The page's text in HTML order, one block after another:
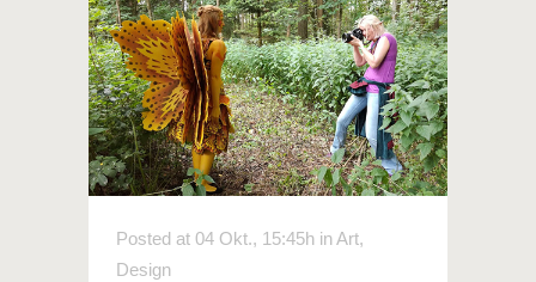
Posted at 04 Okt., 15:45h inArt,
Design